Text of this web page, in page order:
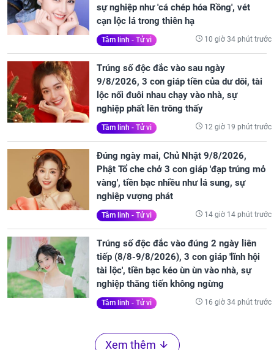
sự nghiệp như 'cá chép hóa Rồng', vét
cạn lộc lá trong thiên hạ
Tâm linh - Tử vi 10 giờ 34 phút trước
Trúng số độc đắc vào sau ngày
9/8/2026, 3 con giáp tiền của dư dôi, tài
lộc nối đuôi nhau chạy vào nhà, sự
nghiệp phất lên trông thấy
Tâm linh - Tử vi 12 giờ 19 phút trước
Đúng ngày mai, Chủ Nhật 9/8/2026,
Phật Tổ che chở 3 con giáp 'đạp trúng mỏ
vàng', tiền bạc nhiều như lá sung, sự
nghiệp vượng phát
Tâm linh - Tử vi 14 giờ 14 phút trước
Trúng số độc đắc vào đúng 2 ngày liên
tiếp (8/8-9/8/2026), 3 con giáp 'lĩnh hội
tài lộc', tiền bạc kéo ùn ùn vào nhà, sự
nghiệp thăng tiến không ngừng
Tâm linh - Tử vi 16 giờ 34 phút trước
Xem thêm